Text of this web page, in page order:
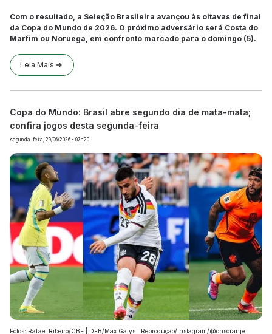
Com o resultado, a Seleção Brasileira avançou às oitavas de final
da Copa do Mundo de 2026. O próximo adversário será Costa do
Marfim ou Noruega, em confronto marcado para o domingo (5).
Leia Mais
Copa do Mundo: Brasil abre segundo dia de mata-mata;
confira jogos desta segunda-feira
segunda-feira, 29/06/2026 - 07h20
Fotos: Rafael Ribeiro/CBF | DFB/Max Galys | Reprodução/Instagram/@onsoranje